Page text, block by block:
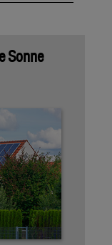
Sonne